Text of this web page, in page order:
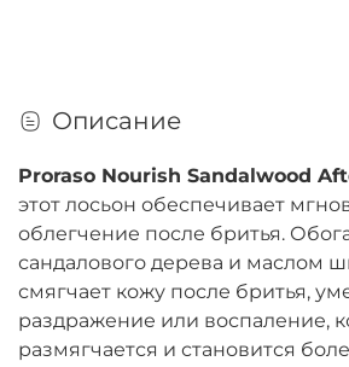
Описание
Proraso Nourish Sandalwood
этот лосьон обеспечивает
облегчение после бритья.
сандалового дерева и маслом
смягчает кожу после бритья,
раздражение или воспаление,
размягчается и становится